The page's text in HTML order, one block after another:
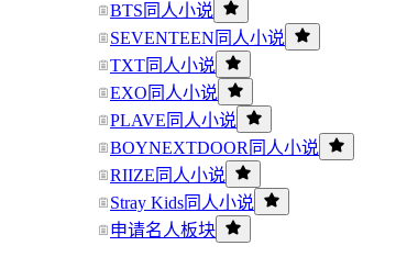
BTS同人小说
SEVENTEEN同人小说
TXT同人小说
EXO同人小说
PLAVE同人小说
BOYNEXTDOOR同人小说
RIIZE同人小说
Stray Kids同人小说
申请名人板块